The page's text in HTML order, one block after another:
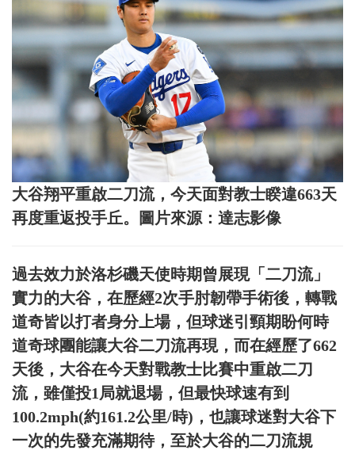
大谷翔平重啟二刀流，今天面對教士睽違663天
再度重返投手丘。圖片來源：達志影像
過去效力於洛杉磯天使時期曾展現「二刀流」
實力的大谷，在歷經2次手肘韌帶手術後，轉戰
道奇皆以打者身分上場，但球迷引頸期盼何時
道奇球團能讓大谷二刀流再現，而在經歷了662
天後，大谷在今天對戰教士比賽中重啟二刀
流，雖僅投1局就退場，但最快球速有到
100.2mph(約161.2公里/時)，也讓球迷對大谷下
一次的先發充滿期待，至於大谷的二刀流規